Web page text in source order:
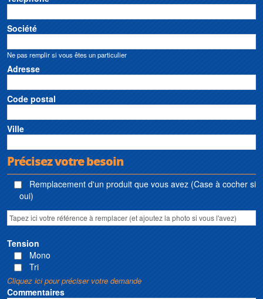
Société
Ne pas remplir si vous êtes un particulier
Adresse
Code postal
Ville
Précisez votre besoin
Remplacement d'un produit que vous avez (Case à cocher si
oui)
Tension
Mono
Tri
Cliquez ici pour préciser votre demande
Commentaires